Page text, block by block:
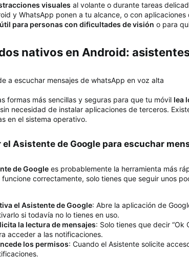
visuales al volante o durante tareas
y WhatsApp ponen a tu alcance, o con
para personas con dificultades de visión o para
nativos en Android:
formas más sencillas y seguras para que tu móvil lea
necesidad de instalar aplicaciones de terceros.
en el sistema operativo.
el Asistente de Google para escuchar
de Google es probablemente la herramienta más
funcione correctamente, solo tienes que seguir unos
el Asistente de Google: Abre la aplicación de
si todavía no lo tienes en uso.
la lectura de mensajes: Solo tienes que decir “Ok
acceder a las notificaciones.
los permisos: Cuando el Asistente solicite